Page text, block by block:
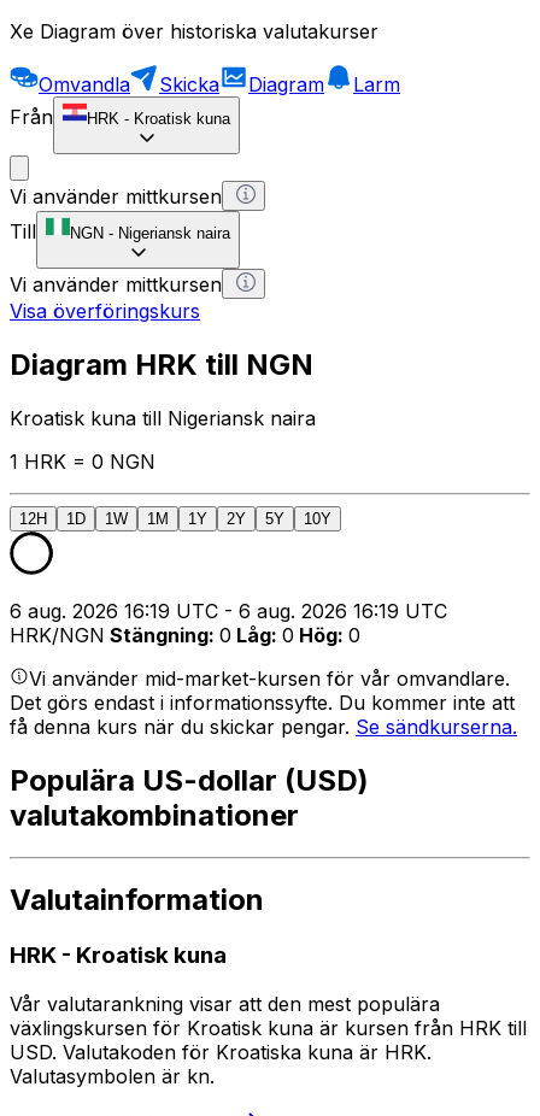
Xe Diagram över historiska valutakurser
Omvandla Skicka Diagram
Larm
Från
HRK - Kroatisk kuna
Vi använder mittkursen
Till
NGN - Nigeriansk naira
Vi använder mittkursen
Visa överföringskurs
Diagram HRK till NGN
Kroatisk kuna till Nigeriansk naira
1 HRK = 0 NGN
12H 1D 1W 1M 1Y 2Y 5Y 10Y
6 aug. 2026 16:19 UTC - 6 aug. 2026 16:19 UTC
HRK/NGN Stängning: 0 Låg: 0 Hög: 0
Vi använder mid-market-kursen för vår omvandlare.
Det görs endast i informationssyfte. Du kommer inte att
få denna kurs när du skickar pengar. Se sändkurserna.
Populära US-dollar (USD)
valutakombinationer
Valutainformation
HRK - Kroatisk kuna
Vår valutarankning visar att den mest populära
växlingskursen för Kroatisk kuna är kursen från HRK till
USD. Valutakoden för Kroatiska kuna är HRK.
Valutasymbolen är kn.